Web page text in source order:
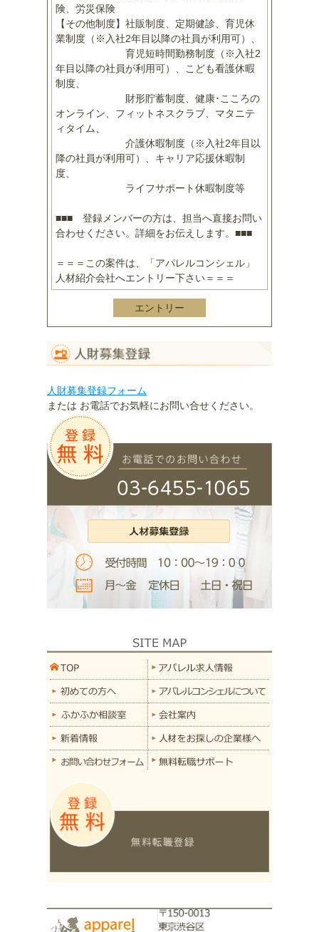
険、労災保険
【その他制度】社販制度、定期健診、育児休
業制度（※入社2年目以降の社員が利用可）、
育児短時間勤務制度（※入社2
年目以降の社員が利用可）、こども看護休暇
制度、
財形貯蓄制度、健康･こころの
オンライン、フィットネスクラブ、マタニテ
ィタイム、
介護休暇制度（※入社2年目以
降の社員が利用可）、キャリア応援休暇制
度、
ライフサポート休暇制度等
■■■ 登録メンバーの方は、担当へ直接お問い
合わせください。詳細をお伝えします。■■■
＝＝＝この案件は、「アパレルコンシェル」
人材紹介会社へエントリー下さい＝＝＝
エントリー
人財募集登録フォーム
または お電話でお気軽にお問い合せください。